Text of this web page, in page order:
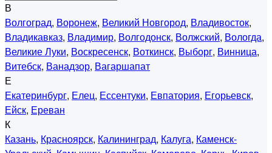
В
Волгоград, Воронеж, Великий Новгород, Владивосток,
Владикавказ, Владимир, Волгодонск, Волжский, Вологда,
Великие Луки, Воскресенск, Воткинск, Выборг, Винница,
Витебск, Ванадзор, Вагаршапат
Е
Екатеринбург, Елец, Ессентуки, Евпатория, Егорьевск,
Ейск, Ереван
К
Казань, Красноярск, Калининград, Калуга, Каменск-